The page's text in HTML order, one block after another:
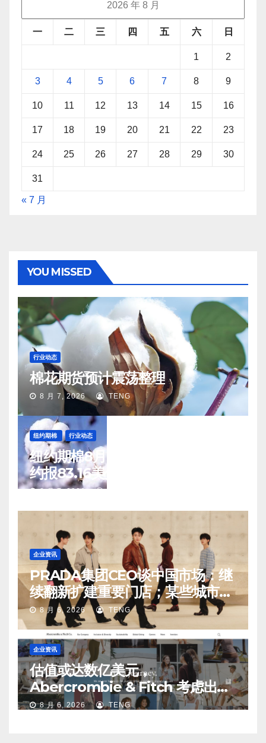
2026 年 8 月
一 二 三 四 五 六 日
1 2
3 4 5 6 7 8 9
10 11 12 13 14 15 16
17 18 19 20 21 22 23
24 25 26 27 28 29 30
31
« 7 月
YOU MISSED
行业动态
棉花期货预计震荡整理
8 月 7, 2026 TENG
纽约期棉 行业动态
纽约期棉8月6日(周四)收涨12月合
约报83.16美分/磅
8 月 7, 2026 TENG
企业资讯
PRADA集团CEO谈中国市场：继
续翻新扩建重要门店；某些城市的
第二、第三店不再有价值
8 月 6, 2026 TENG
企业资讯
估值或达数亿美元，
Abercrombie & Fitch 考虑出售
中国业务部分股权
8 月 6, 2026 TENG